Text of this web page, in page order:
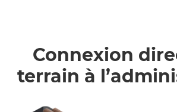
Connexion
terrain à